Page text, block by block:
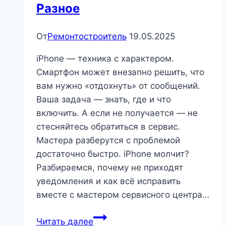
Разное
ОтРемонтостроитель 19.05.2025
iPhone — техника с характером.
Смартфон может внезапно решить, что
вам нужно «отдохнуть» от сообщений.
Ваша задача — знать, где и что
включить. А если не получается — не
стесняйтесь обратиться в сервис.
Мастера разберутся с проблемой
достаточно быстро. iPhone молчит?
Разбираемся, почему не приходят
уведомления и как всё исправить
вместе с мастером сервисного центра…
Читать далееПочему